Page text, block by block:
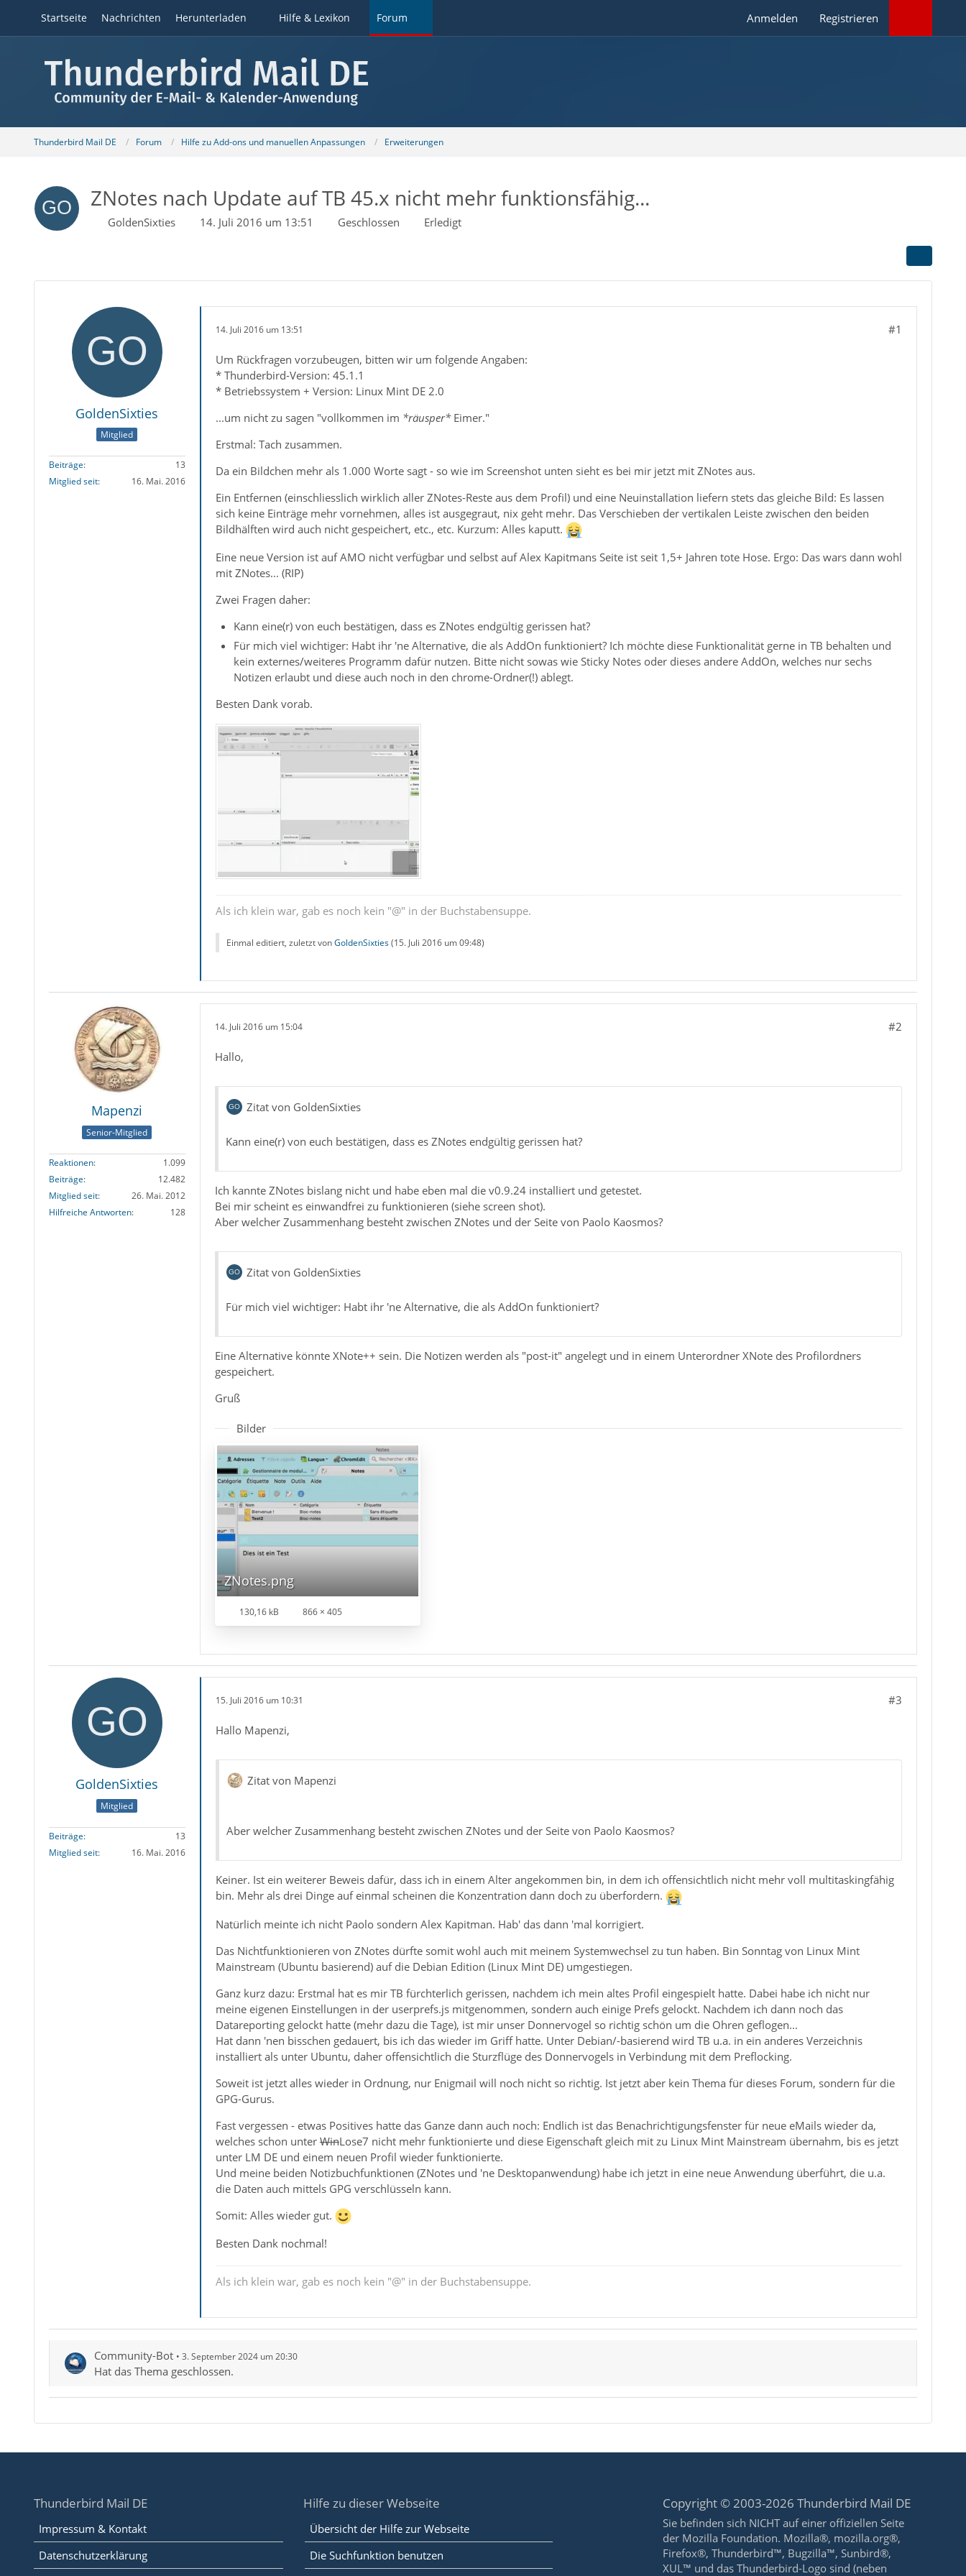
Startseite Nachrichten Herunterladen Hilfe & Lexikon Forum Anmelden Registrieren
Thunderbird Mail DE Forum Hilfe zu Add-ons und manuellen Anpassungen Erweiterungen
ZNotes nach Update auf TB 45.x nicht mehr funktionsfähig...
GoldenSixties 14. Juli 2016 um 13:51 Geschlossen Erledigt
GoldenSixties
Mitglied
Beiträge
13
Mitglied seit
16. Mai. 2016
14. Juli 2016 um 13:51 #1
Um Rückfragen vorzubeugen, bitten wir um folgende Angaben:
* Thunderbird-Version: 45.1.1
* Betriebssystem + Version: Linux Mint DE 2.0
...um nicht zu sagen "vollkommen im *räusper*Eimer."
Erstmal: Tach zusammen.
Da ein Bildchen mehr als 1.000 Worte sagt - so wie im Screenshot unten sieht es bei mir jetzt mit ZNotes aus.
Ein Entfernen (einschliesslich wirklich aller ZNotes-Reste aus dem Profil) und eine Neuinstallation liefern stets das gleiche Bild: Es lassen
sich keine Einträge mehr vornehmen, alles ist ausgegraut, nix geht mehr. Das Verschieben der vertikalen Leiste zwischen den beiden
Bildhälften wird auch nicht gespeichert, etc., etc. Kurzum: Alles kaputt.
Eine neue Version ist auf AMO nicht verfügbar und selbst auf Alex Kapitmans Seite ist seit 1,5+ Jahren tote Hose. Ergo: Das wars dann wohl
mit ZNotes... (RIP)
Zwei Fragen daher:
Kann eine(r) von euch bestätigen, dass es ZNotes endgültig gerissen hat?
Für mich viel wichtiger: Habt ihr 'ne Alternative, die als AddOn funktioniert? Ich möchte diese Funktionalität gerne in TB behalten und
kein externes/weiteres Programm dafür nutzen. Bitte nicht sowas wie Sticky Notes oder dieses andere AddOn, welches nur sechs
Notizen erlaubt und diese auch noch in den chrome-Ordner(!) ablegt.
Besten Dank vorab.
Als ich klein war, gab es noch kein "@" in der Buchstabensuppe.
Einmal editiert, zuletzt vonGoldenSixties(15. Juli 2016 um 09:48)
Mapenzi
Senior-Mitglied
Reaktionen
1.099
Beiträge
12.482
Mitglied seit
26. Mai. 2012
Hilfreiche Antworten
128
14. Juli 2016 um 15:04 #2
Hallo,
Zitat von GoldenSixties
Kann eine(r) von euch bestätigen, dass es ZNotes endgültig gerissen hat?
Ich kannte ZNotes bislang nicht und habe eben mal die v0.9.24 installiert und getestet.
Bei mir scheint es einwandfrei zu funktionieren (siehe screen shot).
Aber welcher Zusammenhang besteht zwischen ZNotes und der Seite von Paolo Kaosmos?
Zitat von GoldenSixties
Für mich viel wichtiger: Habt ihr 'ne Alternative, die als AddOn funktioniert?
Eine Alternative könnte XNote++ sein. Die Notizen werden als "post-it" angelegt und in einem Unterordner XNote des Profilordners
gespeichert.
Gruß
Bilder
ZNotes.png
130,16 kB 866 × 405
GoldenSixties
Mitglied
Beiträge
13
Mitglied seit
16. Mai. 2016
15. Juli 2016 um 10:31 #3
Hallo Mapenzi,
Zitat von Mapenzi
Aber welcher Zusammenhang besteht zwischen ZNotes und der Seite von Paolo Kaosmos?
Keiner. Ist ein weiterer Beweis dafür, dass ich in einem Alter angekommen bin, in dem ich offensichtlich nicht mehr voll multitaskingfähig
bin. Mehr als drei Dinge auf einmal scheinen die Konzentration dann doch zu überfordern.
Natürlich meinte ich nicht Paolo sondern Alex Kapitman. Hab' das dann 'mal korrigiert.
Das Nichtfunktionieren von ZNotes dürfte somit wohl auch mit meinem Systemwechsel zu tun haben. Bin Sonntag von Linux Mint
Mainstream (Ubuntu basierend) auf die Debian Edition (Linux Mint DE) umgestiegen.
Ganz kurz dazu: Erstmal hat es mir TB fürchterlich gerissen, nachdem ich mein altes Profil eingespielt hatte. Dabei habe ich nicht nur
meine eigenen Einstellungen in der userprefs.js mitgenommen, sondern auch einige Prefs gelockt. Nachdem ich dann noch das
Datareporting gelockt hatte (mehr dazu die Tage), ist mir unser Donnervogel so richtig schön um die Ohren geflogen...
Hat dann 'nen bisschen gedauert, bis ich das wieder im Griff hatte. Unter Debian/-basierend wird TB u.a. in ein anderes Verzeichnis
installiert als unter Ubuntu, daher offensichtlich die Sturzflüge des Donnervogels in Verbindung mit dem Preflocking.
Soweit ist jetzt alles wieder in Ordnung, nur Enigmail will noch nicht so richtig. Ist jetzt aber kein Thema für dieses Forum, sondern für die
GPG-Gurus.
Fast vergessen - etwas Positives hatte das Ganze dann auch noch: Endlich ist das Benachrichtigungsfenster für neue eMails wieder da,
welches schon unter WinLose7 nicht mehr funktionierte und diese Eigenschaft gleich mit zu Linux Mint Mainstream übernahm, bis es jetzt
unter LM DE und einem neuen Profil wieder funktionierte.
Und meine beiden Notizbuchfunktionen (ZNotes und 'ne Desktopanwendung) habe ich jetzt in eine neue Anwendung überführt, die u.a.
die Daten auch mittels GPG verschlüsseln kann.
Somit: Alles wieder gut.
Besten Dank nochmal!
Als ich klein war, gab es noch kein "@" in der Buchstabensuppe.
Community-Bot 3. September 2024 um 20:30
Hat das Thema geschlossen.
Thunderbird Mail DE
Impressum & Kontakt
Datenschutzerklärung
Hilfe zu dieser Webseite
Übersicht der Hilfe zur Webseite
Die Suchfunktion benutzen
Copyright © 2003-2026 Thunderbird Mail DE
Sie befinden sich NICHT auf einer offiziellen Seite
der Mozilla Foundation. Mozilla®, mozilla.org®,
Firefox®, Thunderbird™, Bugzilla™, Sunbird®,
XUL™ und das Thunderbird-Logo sind (neben